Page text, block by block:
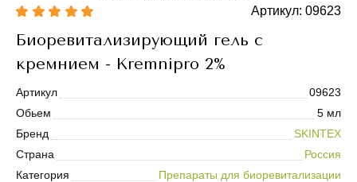
Артикул: 09623
Биоревитализирующий гель с
кремнием - Kremnipro 2%
Артикул
09623
Обьем
5 мл
Бренд
SKINTEX
Страна
Россия
Категория
Препараты для биоревитализации